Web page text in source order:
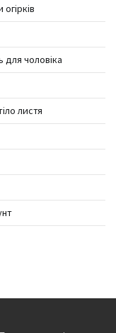
для чоловіка
листя